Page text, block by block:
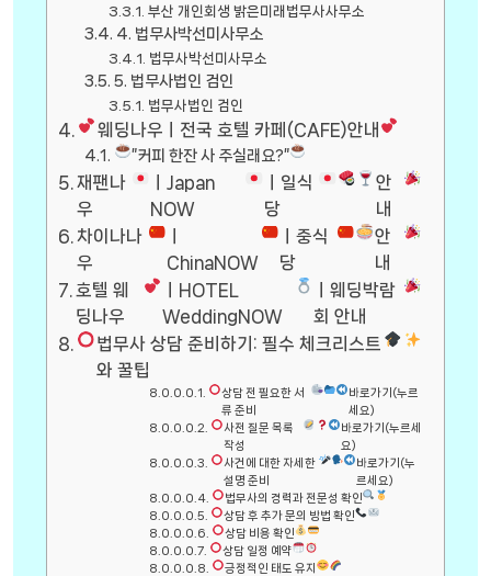
부산 개인회생 밝은미래법무사사무소
4. 법무사박선미사무소
법무사박선미사무소
5. 법무사법인 검인
법무사법인 검인
웨딩나우ㅣ전국 호텔 카페(CAFE)안내
”커피 한잔 사 주실래요?”
재팬나
우
ㅣJapan
NOW
ㅣ일식
당
안
내
차이나나
우
ChinaNOW
ㅣ중식
당
안
내
호텔 웨
딩나우
ㅣHOTEL
WeddingNOW
ㅣ웨딩박람
회 안내
법무사 상담 준비하기: 필수 체크리스트
와 꿀팁
상담 전 필요한 서
류 준비
바로가기(누르
세요)
사전 질문 목록
작성
바로가기(누르세
요)
사건에 대한 자세한
설명 준비
바로가기(누
르세요)
법무사의 경력과 전문성 확인
상담 후 추가 문의 방법 확인
상담 비용 확인
상담 일정 예약
긍정적인 태도 유지